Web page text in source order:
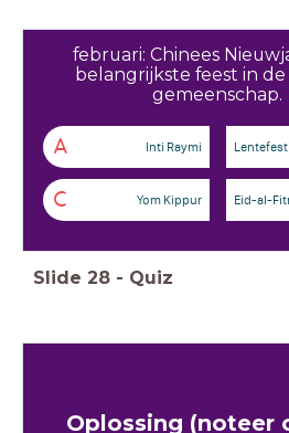
februari: Chinees
belangrijkste feest in de
gemeenschap.
A Inti Raymi
C Yom Kippur Eid-al-
Slide 28 - Quiz
Oplossing (noteer